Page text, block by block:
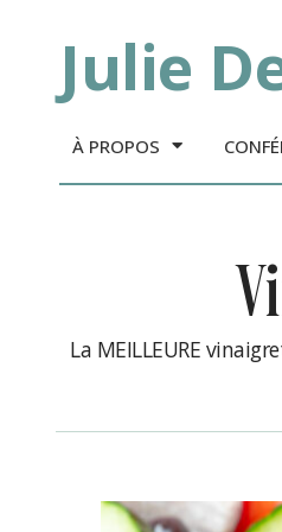
Julie
À PROPOS
La MEILLEURE